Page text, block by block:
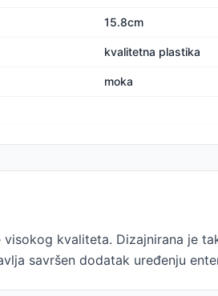
15.8cm
kvalitetna plastika
moka
kvaliteta. Dizajnirana je
savršen dodatak uređenju